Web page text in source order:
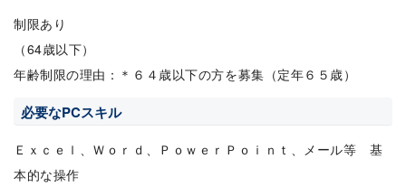
制限あり
（64歳以下）
年齢制限の理由：＊６４歳以下の方を募集（定年６５歳）
必要なPCスキル
Ｅｘｃｅｌ、Ｗｏｒｄ、ＰｏｗｅｒＰｏｉｎｔ、メール等 基
本的な操作